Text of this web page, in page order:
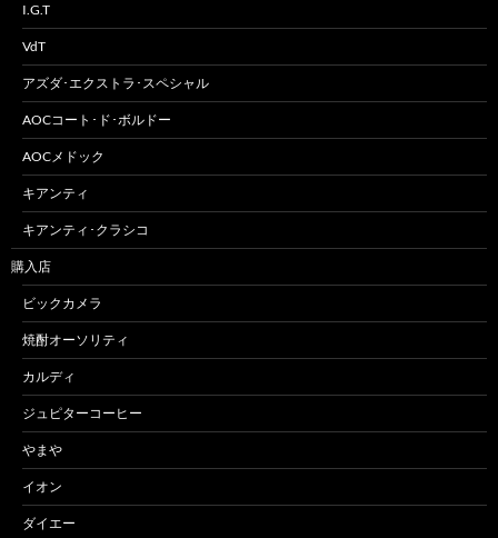
I.G.T
VdT
アズダ･エクストラ･スペシャル
AOCコート･ド･ボルドー
AOCメドック
キアンティ
キアンティ･クラシコ
購入店
ビックカメラ
焼酎オーソリティ
カルディ
ジュピターコーヒー
やまや
イオン
ダイエー